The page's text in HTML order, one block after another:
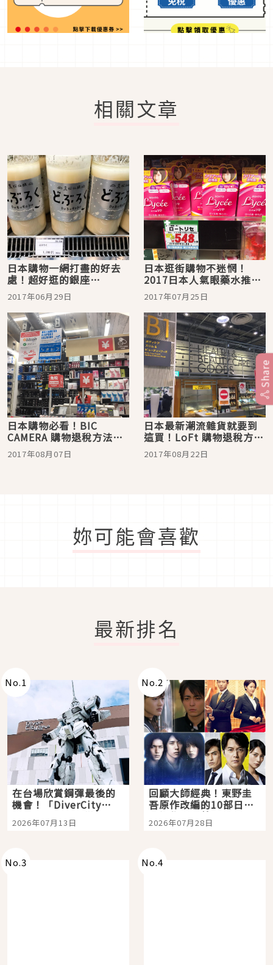
相關文章
日本購物一網打盡的好去
處！超好逛的銀座
NAGANO信州名物專賣店
2017年06月29日
日本逛街購物不迷惘！
2017日本人氣眼藥水推薦
10選
2017年07月25日
日本購物必看！BIC
CAMERA 購物退稅方法與
常見問題
2017年08月07日
日本最新潮流雜貨就要到
這買！LoFt 購物退稅方法
與常見問題
2017年08月22日
妳可能會喜歡
最新排名
No.1
在台場欣賞鋼彈最後的
機會！「DiverCity
Tokyo Plaza」搭船、
購物、美食及夜景，一
2026年07月13日
No.2
回顧大師經典！東野圭
吾原作改編的10部日本
影視作品推薦
2026年07月28日
No.3 No.4
Share